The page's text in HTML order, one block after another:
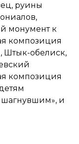
руины
монумент к
композиция
Штык-обелиск,
композиция
и